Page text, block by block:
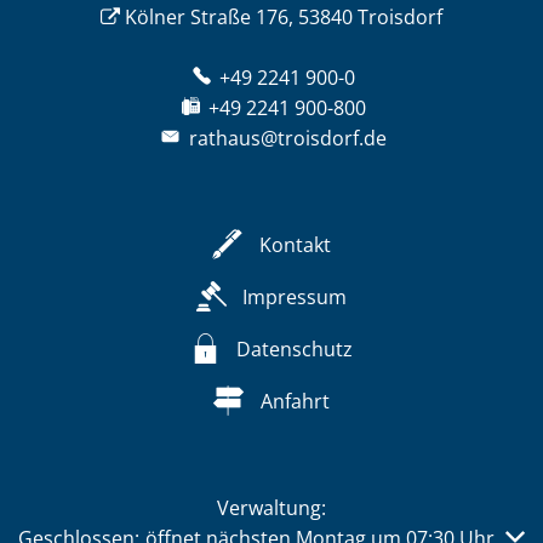
Kölner Straße 176, 53840 Troisdorf
+49 2241 900-0
+49 2241 900-800
rathaus@troisdorf.de
Kontakt
Impressum
Datenschutz
Anfahrt
Verwaltung: